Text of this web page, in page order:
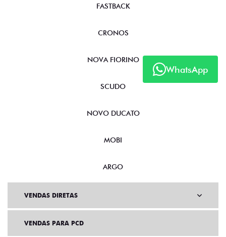
WhatsApp
FASTBACK
CRONOS
NOVA FIORINO
SCUDO
NOVO DUCATO
MOBI
ARGO
VENDAS DIRETAS
VENDAS PARA PCD